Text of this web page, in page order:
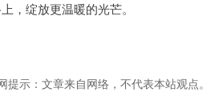
，绽放更温暖的光芒。
提示：文章来自网络，不代表本站观点。